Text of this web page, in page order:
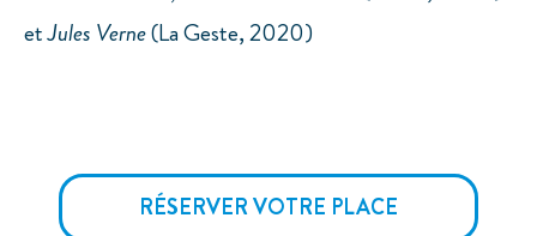
etJules Verne(La Geste, 2020)
RÉSERVER VOTRE PLACE